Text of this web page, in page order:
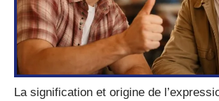
La signification et origine de